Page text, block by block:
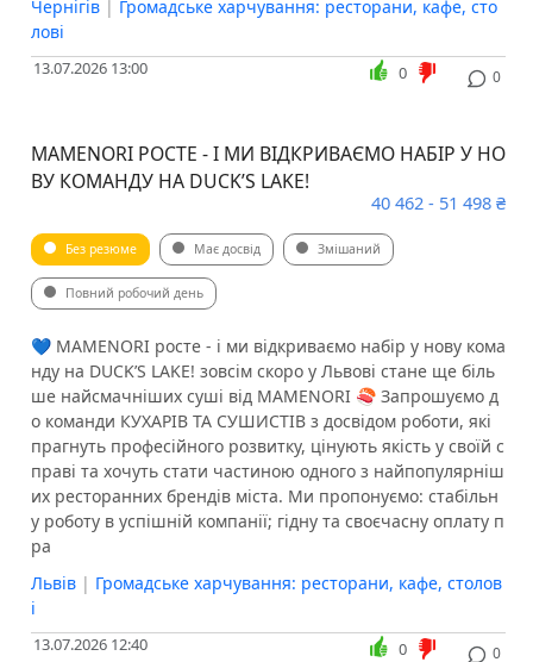
Чернігів | Громадське харчування: ресторани, кафе, сто
лові
13.07.2026 13:00 0
0
MAMENORI РОСТЕ - І МИ ВІДКРИВАЄМО НАБІР У НО
ВУ КОМАНДУ НА DUCK’S LAKE!
40 462 - 51 498 ₴
Без резюме Має досвід Змішаний
Повний робочий день
​​​​​​​​​​​​💙 MAMENORI росте - і ми відкриваємо набір у нову кома
нду на DUCK’S LAKE! зовсім скоро у Львові стане ще біль
ше найсмачніших суші від MAMENORI 🍣 Запрошуємо д
о команди КУХАРІВ ТА СУШИСТІВ з досвідом роботи, які
прагнуть професійного розвитку, цінують якість у своїй с
праві та хочуть стати частиною одного з найпопулярніш
их ресторанних брендів міста. Ми пропонуємо: стабільн
у роботу в успішній компанії; гідну та своєчасну оплату п
ра
Львів | Громадське харчування: ресторани, кафе, столов
і
13.07.2026 12:40 0
0